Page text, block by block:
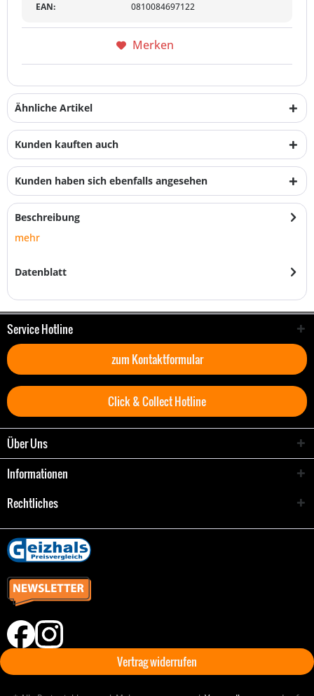
EAN:
0810084697122
Merken
Ähnliche Artikel
Kunden kauften auch
Kunden haben sich ebenfalls angesehen
Beschreibung
mehr
Datenblatt
Service Hotline
zum Kontaktformular
Click & Collect Hotline
Über Uns
Informationen
Rechtliches
Vertrag widerrufen